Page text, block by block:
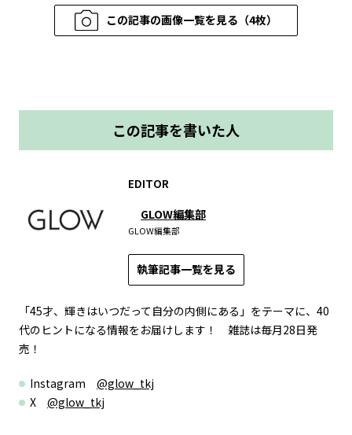
この記事の画像一覧を見る（4枚）
この記事を書いた人
EDITOR
GLOW編集部
GLOW編集部
執筆記事一覧を見る
「45才、輝きはいつだって自分の内側にある」をテーマに、40
代のヒントになる情報をお届けします！ 雑誌は毎月28日発
売！
Instagram @glow_tkj
X @glow_tkj